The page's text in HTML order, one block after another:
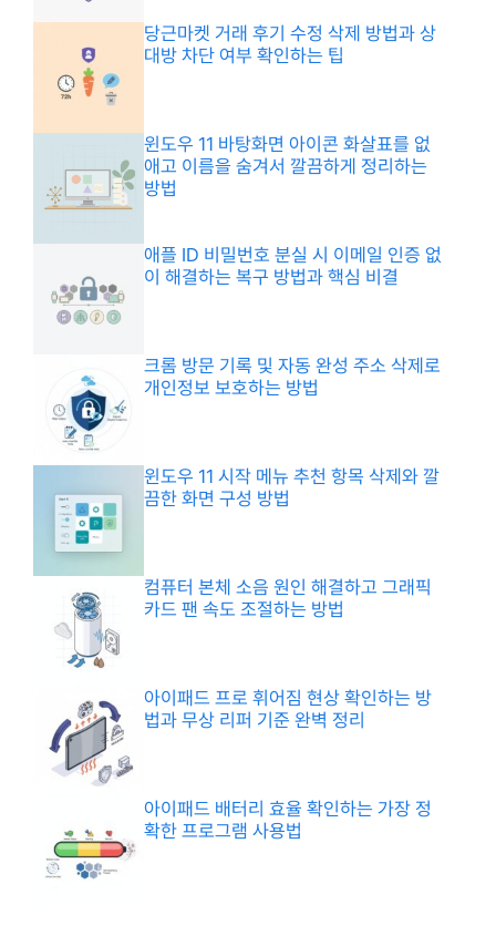
당근마켓 거래 후기 수정 삭제 방법과 상
대방 차단 여부 확인하는 팁
윈도우 11 바탕화면 아이콘 화살표를 없
애고 이름을 숨겨서 깔끔하게 정리하는
방법
애플 ID 비밀번호 분실 시 이메일 인증 없
이 해결하는 복구 방법과 핵심 비결
크롬 방문 기록 및 자동 완성 주소 삭제로
개인정보 보호하는 방법
윈도우 11 시작 메뉴 추천 항목 삭제와 깔
끔한 화면 구성 방법
컴퓨터 본체 소음 원인 해결하고 그래픽
카드 팬 속도 조절하는 방법
아이패드 프로 휘어짐 현상 확인하는 방
법과 무상 리퍼 기준 완벽 정리
아이패드 배터리 효율 확인하는 가장 정
확한 프로그램 사용법